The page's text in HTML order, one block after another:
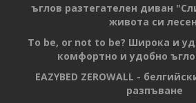
ъглов разтегателен диван
живота си
To be, or not to be? Широка и
комфортно и удобно
EAZYBED ZEROWALL -
разпъване